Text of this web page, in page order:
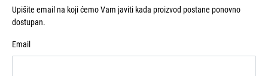
Upišite email na koji ćemo Vam javiti kada proizvod postane ponovno
dostupan.
Email